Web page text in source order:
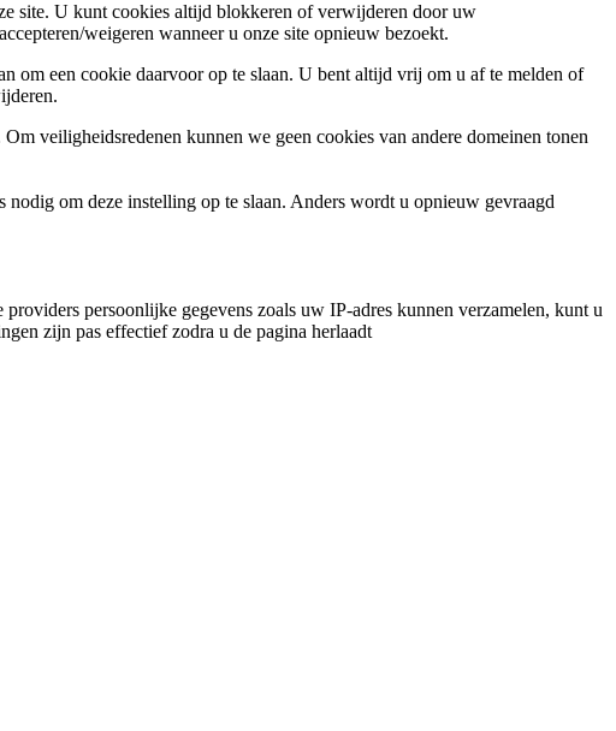
site. U kunt cookies altijd blokkeren of verwijderen door uw
weigeren wanneer u onze site opnieuw bezoekt.
om een cookie daarvoor op te slaan. U bent altijd vrij om u af te melden of
veiligheidsredenen kunnen we geen cookies van andere domeinen tonen
om deze instelling op te slaan. Anders wordt u opnieuw gevraagd
persoonlijke gegevens zoals uw IP-adres kunnen verzamelen, kunt u
zijn pas effectief zodra u de pagina herlaadt